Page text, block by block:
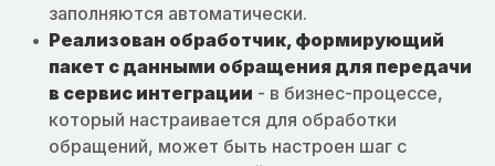
заполняются автоматически.
Реализован обработчик, формирующий
пакет с данными обращения для передачи
в сервис интеграции - в бизнес-процессе,
который настраивается для обработки
обращений, может быть настроен шаг с